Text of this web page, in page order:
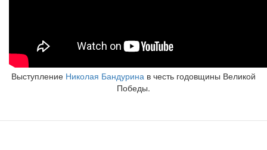
Выступление Николая Бандурина в честь годовщины Великой
Победы.